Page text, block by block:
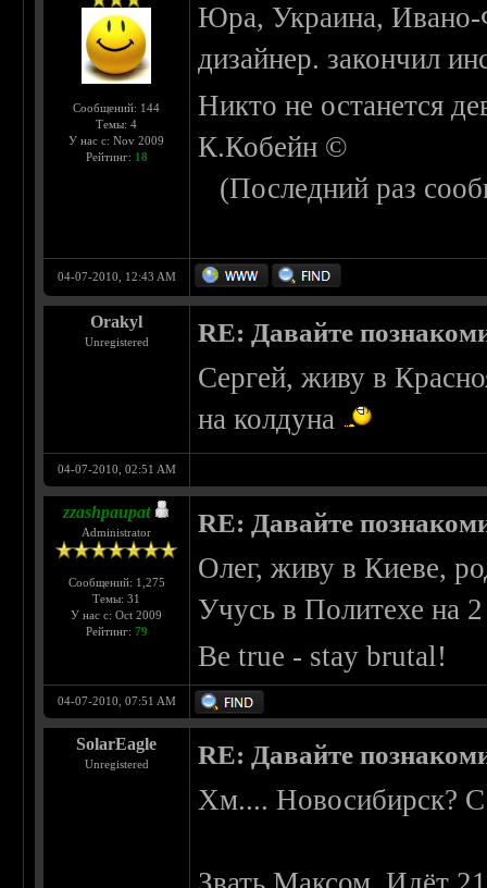
Сообщений: 144
Темы: 4
У нас с: Nov 2009
Рейтинг: 18
Юра, Украина, Ивано-
дизайнер. закончил
Никто не останется
К.Кобейн ©
(Последний раз
04-07-2010, 12:43 AM
Orakyl
Unregistered RE: Давайте
Сергей, живу в
на колдуна
04-07-2010, 02:51 AM
zzashpaupat
Administrator
Сообщений: 1,275
Темы: 31
У нас с: Oct 2009
Рейтинг: 79
RE: Давайте
Олег, живу в Киеве,
Учусь в Политехе на
Be true - stay brutal!
04-07-2010, 07:51 AM
SolarEagle
Unregistered RE: Давайте
Хм.... Новосибирск? С